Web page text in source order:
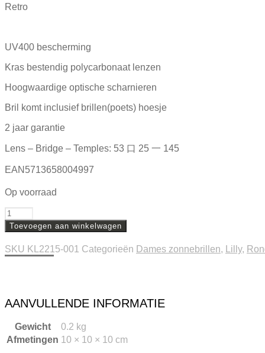
Retro
UV400 bescherming
Kras bestendig polycarbonaat lenzen
Hoogwaardige optische scharnieren
Bril komt inclusief brillen(poets) hoesje
2 jaar garantie
Lens – Bridge – Temples: 53 口 25 一 145
EAN5713658004997
Op voorraad
Aantal
Toevoegen aan winkelwagen
SKU KL2215-001 Categorieën Dames zonnebrillen, Lilly,
AANVULLENDE INFORMATIE
Gewicht
0.2 kg
Afmetingen 10 × 10 × 10 cm